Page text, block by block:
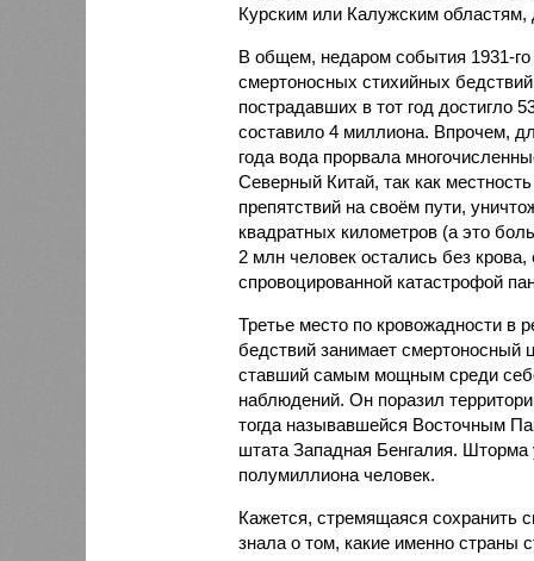
Курским или Калужским областям,
В общем, недаром события 1931-
смертоносных стихийных
пострадавших в тот год достигло
составило 4 миллиона. Впрочем,
года вода прорвала
Северный Китай, так как
препятствий на своём пути,
квадратных километров (а это
2 млн человек остались без
спровоцированной катастрофой
Третье место по кровожадности в
бедствий занимает смертоносный
ставший самым мощным среди
наблюдений. Он поразил
тогда называвшейся Восточным
штата Западная Бенгалия. Шторма
полумиллиона человек.
Кажется, стремящаяся сохранить
знала о том, какие именно страны